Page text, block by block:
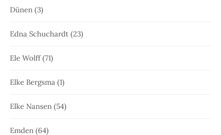
Dünen (3)
Edna Schuchardt (23)
Ele Wolff(71)
Elke Bergsma (1)
Elke Nansen (54)
Emden (64)